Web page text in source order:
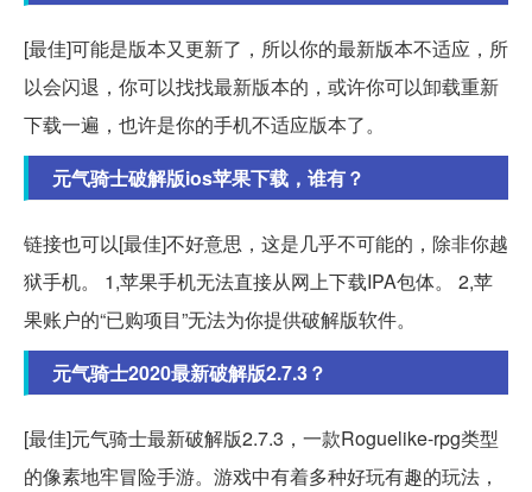
[最佳]可能是版本又更新了，所以你的最新版本不适应，所
以会闪退，你可以找找最新版本的，或许你可以卸载重新
下载一遍，也许是你的手机不适应版本了。
元气骑士破解版ios苹果下载，谁有？
链接也可以[最佳]不好意思，这是几乎不可能的，除非你越
狱手机。 1,苹果手机无法直接从网上下载IPA包体。 2,苹
果账户的“已购项目”无法为你提供破解版软件。
元气骑士2020最新破解版2.7.3？
[最佳]元气骑士最新破解版2.7.3，一款Roguelike-rpg类型
的像素地牢冒险手游。游戏中有着多种好玩有趣的玩法，